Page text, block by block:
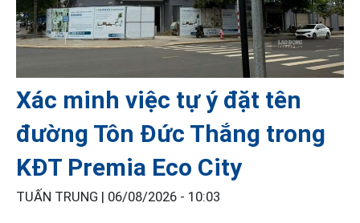
Xác minh việc tự ý đặt tên
đường Tôn Đức Thắng trong
KĐT Premia Eco City
TUẤN TRUNG | 06/08/2026 - 10:03